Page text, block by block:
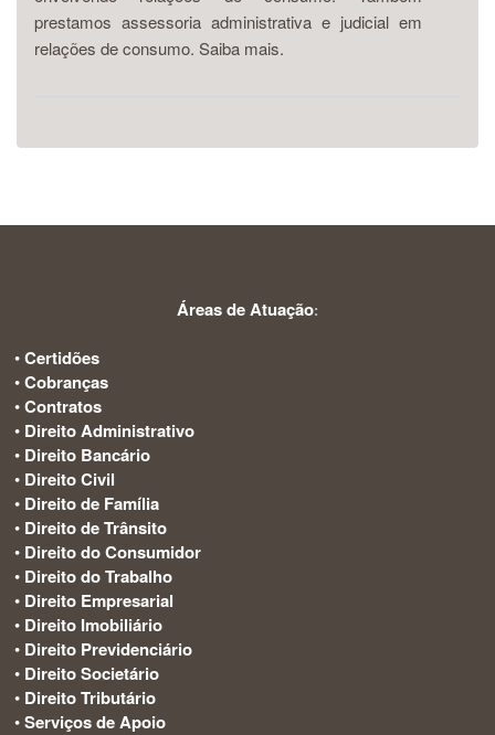
prestamos assessoria administrativa e judicial em
relações de consumo. Saiba mais.
Áreas de Atuação:
•Certidões
•Cobranças
•Contratos
• Direito Administrativo
• Direito Bancário
• Direito Civil
• Direito de Família
• Direito de Trânsito
• Direito do Consumidor
• Direito do Trabalho
• Direito Empresarial
• Direito Imobiliário
• Direito Previdenciário
• Direito Societário
• Direito Tributário
•Serviços de Apoio